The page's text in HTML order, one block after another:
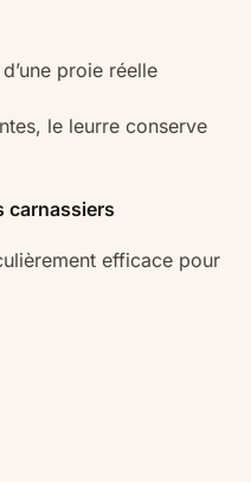
proie réelle
le leurre conserve
carnassiers
efficace pour